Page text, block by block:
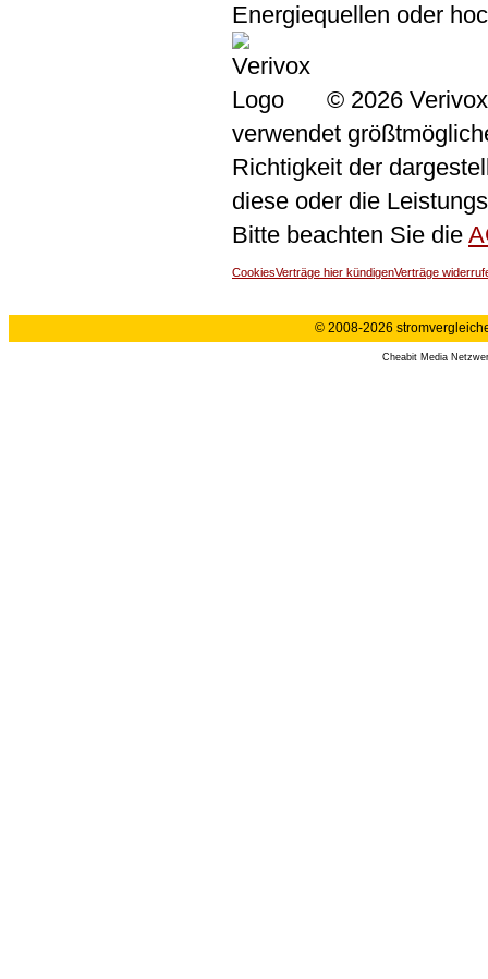
Energiequellen oder
© 2026
verwendet
Richtigkeit der
diese oder die
Bitte beachten Sie die
CookiesVerträge hier kündigenVerträge
© 2008-2026
Cheabit Media